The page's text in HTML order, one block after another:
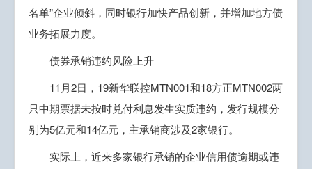
名单”企业倾斜，同时银行加快产品创新，并增加地方债
业务拓展力度。
债券承销违约风险上升
11月2日，19新华联控MTN001和18方正MTN002两
只中期票据未按时兑付利息发生实质违约，发行规模分
别为5亿元和14亿元，主承销商涉及2家银行。
实际上，近来多家银行承销的企业信用债逾期或违